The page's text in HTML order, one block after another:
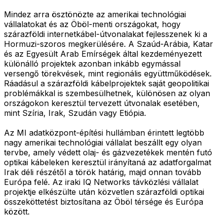
Mindez arra ösztönözte az amerikai technológiai
vállalatokat és az Öböl-menti országokat, hogy
szárazföldi internetkábel-útvonalakat fejlesszenek ki a
Hormuzi-szoros megkerülésére. A Szaúd-Arábia, Katar
és az Egyesült Arab Emírségek által kezdeményezett
különálló projektek azonban inkább egymással
versengő törekvések, mint regionális együttműködések.
Ráadásul a szárazföldi kábelprojektek saját geopolitikai
problémákkal is szembesülhetnek, különösen az olyan
országokon keresztül tervezett útvonalak esetében,
mint Szíria, Irak, Szudán vagy Etiópia.
Az MI adatközpont-építési hullámban érintett legtöbb
nagy amerikai technológiai vállalat beszállt egy olyan
tervbe, amely védett olaj- és gázvezetékek mentén futó
optikai kábeleken keresztül irányítaná az adatforgalmat
Irak déli részétől a török határig, majd onnan tovább
Európa felé. Az iraki IQ Networks távközlési vállalat
projektje elkészülte után közvetlen szárazföldi optikai
összeköttetést biztosítana az Öböl térsége és Európa
között.